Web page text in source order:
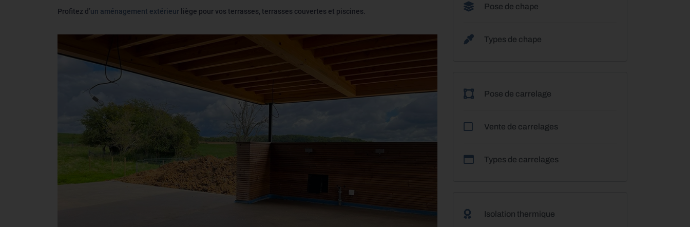
Profitez d’un aménagement extérieur liège pour vos terrasses, terrasses couvertes et piscines.
Pose de chape
Types de chape
Pose de carrelage
Vente de carrelages
Types de carrelages
Isolation thermique